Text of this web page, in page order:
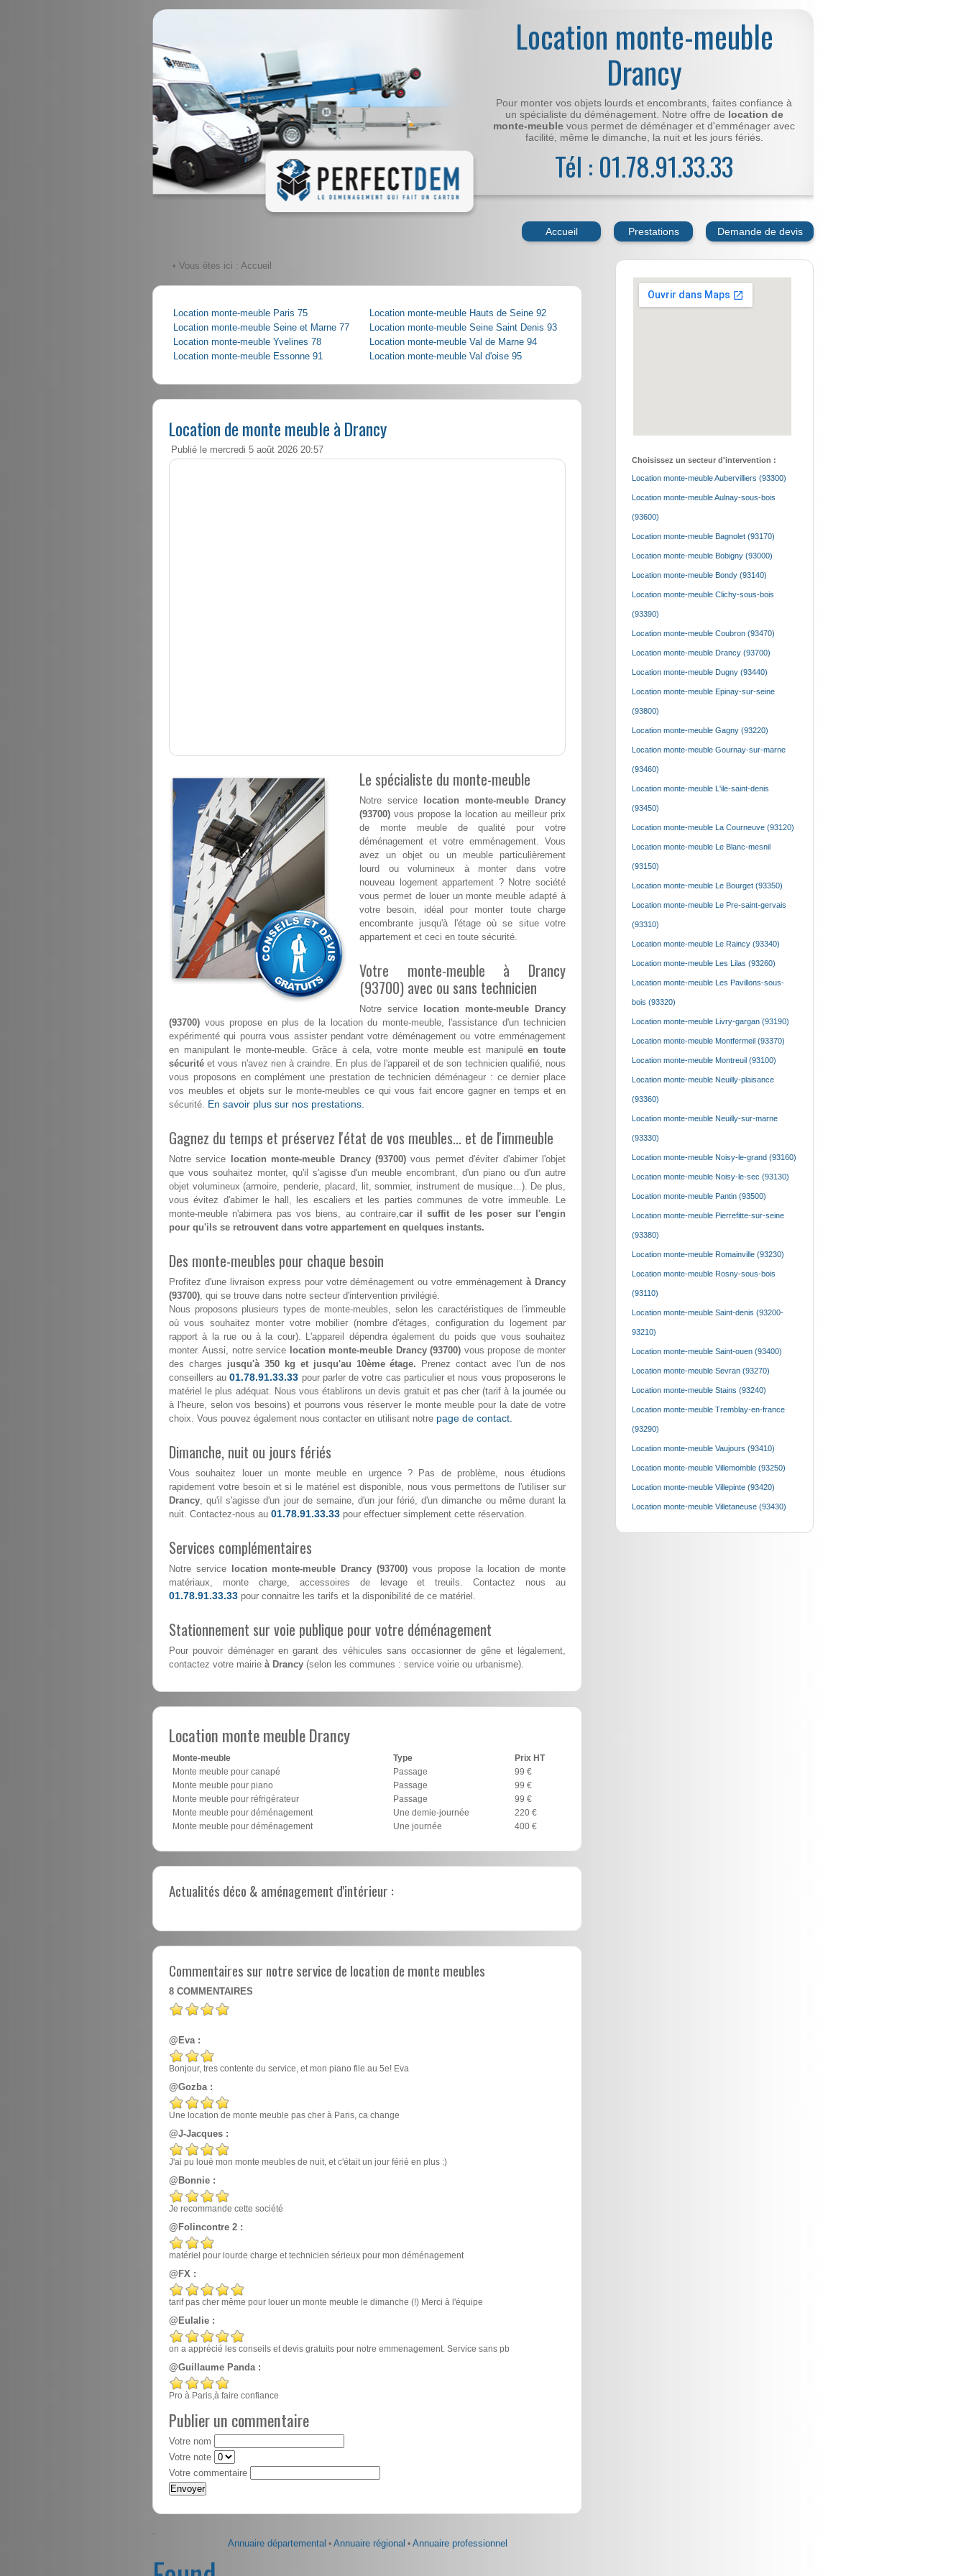
Location monte-meuble
Drancy
Pour monter vos objets lourds et encombrants, faites confiance à
un spécialiste du déménagement. Notre offre de location de
monte-meuble vous permet de déménager et d'emménager avec
facilité, même le dimanche, la nuit et les jours fériés.
Tél : 01.78.91.33.33
Accueil Prestations Demande de devis
• Vous êtes ici : Accueil
Location monte-meuble Paris 75
Location monte-meuble Seine et Marne 77
Location monte-meuble Yvelines 78
Location monte-meuble Essonne 91
Location monte-meuble Hauts de Seine 92
Location monte-meuble Seine Saint Denis 93
Location monte-meuble Val de Marne 94
Location monte-meuble Val d'oise 95
Location de monte meuble à Drancy
Publié le mercredi 5 août 2026 20:57
Le spécialiste du monte-meuble
Notre service
location monte-meuble Drancy
(93700) vous propose la location au meilleur prix
de monte meuble de qualité pour votre
déménagement et votre emménagement. Vous
avez un objet ou un meuble particulièrement
lourd ou volumineux à monter dans votre
nouveau logement appartement ? Notre société
vous permet de louer un monte meuble adapté à
votre besoin, idéal pour monter toute charge
encombrante jusqu'à l'étage où se situe votre
appartement et ceci en toute sécurité.
Votre monte-meuble à Drancy
(93700) avec ou sans technicien
Notre service
location monte-meuble Drancy
(93700) vous propose en plus de la location du monte-meuble, l'assistance d'un technicien
expérimenté qui pourra vous assister pendant votre déménagement ou votre emménagement
en manipulant le monte-meuble. Grâce à cela, votre monte meuble est manipuléen toute
sécurité et vous n'avez rien à craindre. En plus de l'appareil et de son technicien qualifié, nous
vous proposons en complément une prestation de technicien déménageur : ce dernier place
vos meubles et objets sur le monte-meubles ce qui vous fait encore gagner en temps et en
sécurité. En savoir plus sur nos prestations.
Gagnez du temps et préservez l'état de vos meubles... et de l'immeuble
Notre service location monte-meuble Drancy (93700) vous permet d'éviter d'abimer l'objet
que vous souhaitez monter, qu'il s'agisse d'un meuble encombrant, d'un piano ou d'un autre
objet volumineux (armoire, penderie, placard, lit, sommier, instrument de musique…). De plus,
vous évitez d'abimer le hall, les escaliers et les parties communes de votre immeuble. Le
monte-meuble n'abimera pas vos biens, au contraire,car il suffit de les poser sur l'engin
pour qu'ils se retrouvent dans votre appartement en quelques instants.
Des monte-meubles pour chaque besoin
Profitez d'une livraison express pour votre déménagement ou votre emménagementà Drancy
(93700), qui se trouve dans notre secteur d'intervention privilégié.
Nous proposons plusieurs types de monte-meubles, selon les caractéristiques de l'immeuble
où vous souhaitez monter votre mobilier (nombre d'étages, configuration du logement par
rapport à la rue ou à la cour). L'appareil dépendra également du poids que vous souhaitez
monter. Aussi, notre service location monte-meuble Drancy (93700) vous propose de monter
des charges jusqu'à 350 kg et jusqu'au 10ème étage. Prenez contact avec l'un de nos
conseillers au01.78.91.33.33 pour parler de votre cas particulier et nous vous proposerons le
matériel le plus adéquat. Nous vous établirons un devis gratuit et pas cher (tarif à la journée ou
à l'heure, selon vos besoins) et pourrons vous réserver le monte meuble pour la date de votre
choix. Vous pouvez également nous contacter en utilisant notre page de contact.
Dimanche, nuit ou jours fériés
Vous souhaitez louer un monte meuble en urgence ? Pas de problème, nous étudions
rapidement votre besoin et si le matériel est disponible, nous vous permettons de l'utiliser sur
Drancy, qu'il s'agisse d'un jour de semaine, d'un jour férié, d'un dimanche ou même durant la
nuit. Contactez-nous au 01.78.91.33.33 pour effectuer simplement cette réservation.
Services complémentaires
Notre service location monte-meuble Drancy (93700) vous propose la location de monte
matériaux, monte charge, accessoires de levage et treuils. Contactez nous au
01.78.91.33.33 pour connaitre les tarifs et la disponibilité de ce matériel.
Stationnement sur voie publique pour votre déménagement
Pour pouvoir déménager en garant des véhicules sans occasionner de gêne et légalement,
contactez votre mairie à Drancy (selon les communes : service voirie ou urbanisme).
Location monte meuble Drancy
Monte-meuble Type
Prix HT
Monte meuble pour canapé
Passage
99 €
Monte meuble pour piano
Passage
99 €
Monte meuble pour réfrigérateur
Passage
99 €
Monte meuble pour déménagement
Une demie-journée
220 €
Monte meuble pour déménagement
Une journée 400 €
Actualités déco & aménagement d'intérieur :
Commentaires sur notre service de location de monte meubles
8 COMMENTAIRES
@Eva :
Bonjour, tres contente du service, et mon piano file au 5e! Eva
@Gozba :
Une location de monte meuble pas cher à Paris, ca change
@J-Jacques :
J'ai pu loué mon monte meubles de nuit, et c'était un jour férié en plus :)
@Bonnie :
Je recommande cette société
@Folincontre 2 :
matériel pour lourde charge et technicien sérieux pour mon déménagement
@FX :
tarif pas cher même pour louer un monte meuble le dimanche (!) Merci à l'équipe
@Eulalie :
on a apprécié les conseils et devis gratuits pour notre emmenagement. Service sans pb
@Guillaume Panda :
Pro à Paris,à faire confiance
Publier un commentaire
Votre nom
Votre note
Votre commentaire
-
Annuaire départemental • Annuaire régional • Annuaire professionnel
Choisissez un secteur d'intervention :
Location monte-meuble Aubervilliers (93300)
Location monte-meuble Aulnay-sous-bois
(93600)
Location monte-meuble Bagnolet (93170)
Location monte-meuble Bobigny (93000)
Location monte-meuble Bondy (93140)
Location monte-meuble Clichy-sous-bois
(93390)
Location monte-meuble Coubron (93470)
Location monte-meuble Drancy (93700)
Location monte-meuble Dugny (93440)
Location monte-meuble Epinay-sur-seine
(93800)
Location monte-meuble Gagny (93220)
Location monte-meuble Gournay-sur-marne
(93460)
Location monte-meuble L'ile-saint-denis
(93450)
Location monte-meuble La Courneuve (93120)
Location monte-meuble Le Blanc-mesnil
(93150)
Location monte-meuble Le Bourget (93350)
Location monte-meuble Le Pre-saint-gervais
(93310)
Location monte-meuble Le Raincy (93340)
Location monte-meuble Les Lilas (93260)
Location monte-meuble Les Pavillons-sous-
bois (93320)
Location monte-meuble Livry-gargan (93190)
Location monte-meuble Montfermeil (93370)
Location monte-meuble Montreuil (93100)
Location monte-meuble Neuilly-plaisance
(93360)
Location monte-meuble Neuilly-sur-marne
(93330)
Location monte-meuble Noisy-le-grand (93160)
Location monte-meuble Noisy-le-sec (93130)
Location monte-meuble Pantin (93500)
Location monte-meuble Pierrefitte-sur-seine
(93380)
Location monte-meuble Romainville (93230)
Location monte-meuble Rosny-sous-bois
(93110)
Location monte-meuble Saint-denis (93200-
93210)
Location monte-meuble Saint-ouen (93400)
Location monte-meuble Sevran (93270)
Location monte-meuble Stains (93240)
Location monte-meuble Tremblay-en-france
(93290)
Location monte-meuble Vaujours (93410)
Location monte-meuble Villemomble (93250)
Location monte-meuble Villepinte (93420)
Location monte-meuble Villetaneuse (93430)